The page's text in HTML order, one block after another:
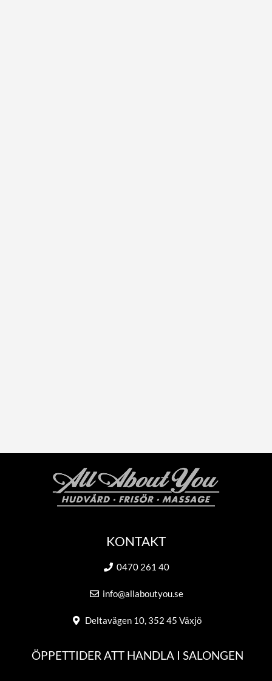
KONTAKT
0470 261 40
info@allaboutyou.se
Deltavägen 10, 352 45 Växjö
ÖPPETTIDER ATT HANDLA I SALONGEN